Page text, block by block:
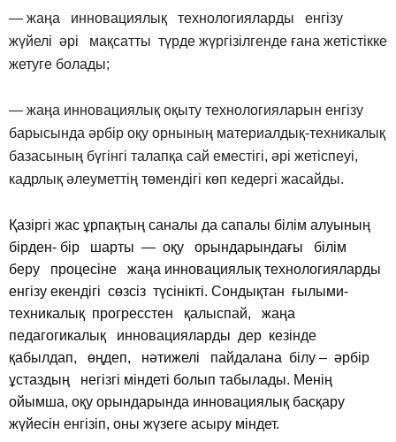
— жаңа инновациялық технологияларды енгізу
жүйелі әрі мақсатты түрде жүргізілгенде ғана жетістікке
жетуге болады;
— жаңа инновациялық оқыту технологияларын енгізу
барысында әрбір оқу орнының материалдық-техникалық
базасының бүгінгі талапқа сай еместігі, әрі жетіспеуі,
кадрлық әлеуметтің төмендігі көп кедергі жасайды.
Қазіргі жас ұрпақтың саналы да сапалы білім алуының
бірден- бір шарты — оқу орындарындағы білім
беру процесіне жаңа инновациялық технологияларды
енгізу екендігі сөзсіз түсінікті. Сондықтан ғылыми-
техникалық прогресстен қалыспай, жаңа
педагогикалық инновацияларды дер кезінде
қабылдап, өңдеп, нәтижелі пайдалана білу – әрбір
ұстаздың негізгі міндеті болып табылады. Менің
ойымша, оқу орындарында инновациялық басқару
жүйесін енгізіп, оны жүзеге асыру міндет.